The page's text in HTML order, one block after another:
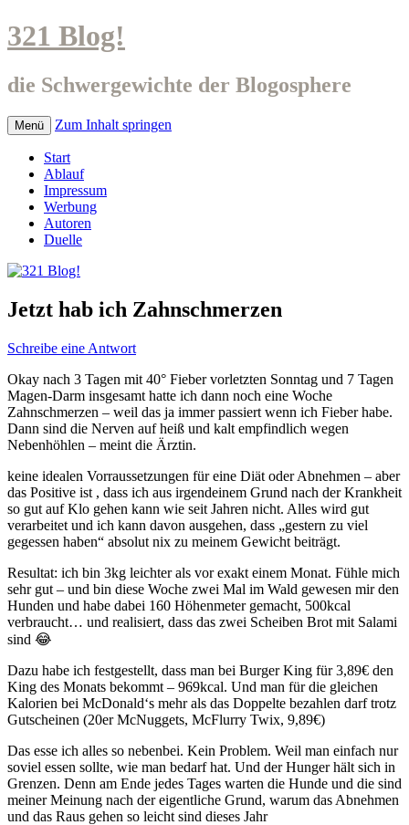
321 Blog!
die Schwergewichte der Blogosphere
Menü Zum Inhalt springen
Start
Ablauf
Impressum
Werbung
Autoren
Duelle
Jetzt hab ich Zahnschmerzen
Schreibe eine Antwort
Okay nach 3 Tagen mit 40° Fieber vorletzten Sonntag und 7 Tagen
Magen-Darm insgesamt hatte ich dann noch eine Woche
Zahnschmerzen – weil das ja immer passiert wenn ich Fieber habe.
Dann sind die Nerven auf heiß und kalt empfindlich wegen
Nebenhöhlen – meint die Ärztin.
keine idealen Vorraussetzungen für eine Diät oder Abnehmen – aber
das Positive ist , dass ich aus irgendeinem Grund nach der Krankheit
so gut auf Klo gehen kann wie seit Jahren nicht. Alles wird gut
verarbeitet und ich kann davon ausgehen, dass „gestern zu viel
gegessen haben“ absolut nix zu meinem Gewicht beiträgt.
Resultat: ich bin 3kg leichter als vor exakt einem Monat. Fühle mich
sehr gut – und bin diese Woche zwei Mal im Wald gewesen mir den
Hunden und habe dabei 160 Höhenmeter gemacht, 500kcal
verbraucht… und realisiert, dass das zwei Scheiben Brot mit Salami
sind 😂
Dazu habe ich festgestellt, dass man bei Burger King für 3,89€ den
King des Monats bekommt – 969kcal. Und man für die gleichen
Kalorien bei McDonald‘s mehr als das Doppelte bezahlen darf trotz
Gutscheinen (20er McNuggets, McFlurry Twix, 9,89€)
Das esse ich alles so nebenbei. Kein Problem. Weil man einfach nur
soviel essen sollte, wie man bedarf hat. Und der Hunger hält sich in
Grenzen. Denn am Ende jedes Tages warten die Hunde und die sind
meiner Meinung nach der eigentliche Grund, warum das Abnehmen
und das Raus gehen so leicht sind dieses Jahr